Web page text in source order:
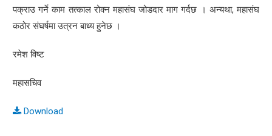
पक्राउ गर्ने काम तत्काल रोक्न महासंघ जोडदार माग गर्दछ । अन्यथा, महासंघ
कठोर संघर्षमा उत्रन बाध्य हुनेछ ।
रमेश विष्ट
महासचिव
Download